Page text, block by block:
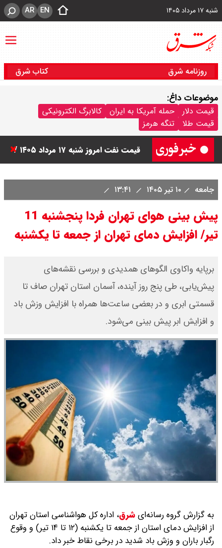
شنبه ۱۷ مرداد ۱۴۰۵ EN
AR
روزنامه شرق کتاب شرق
موضوعات داغ:
قیمت دلار حمله آمریکا به ایران
کالابرگ الکترونیکی
قیمت طلا
تنگه هرمز ۱۴۰۵ اعلام شد/ صعود قیمت سکه
قیمت نفت امروز شنبه ۱۷ مرداد ۱۴۰۵ /
۱۴۰۵ / طلا صعودی شد + جدول
قیمت دلار توافقی امروز شنبه ۱۷ مرداد
۱۴۰۵ اعلام شد
قیمت طلا ۲۴ عیار امروز شنبه ۱۷ مرداد
۱۴۰۵ اعلام شد/ جهش قیمت طلا
جامعه ۱۰ تیر ۱۴۰۵
پیش بینی هوای تهران فردا پنجشنبه 11
تیر/ افزایش دمای تهران از جمعه تا یکشنبه
برپایه واکاوی الگوهای همدیدی و بررسی نقشه‌های
پیش‌یابی، طی پنج روز آینده، آسمان استان تهران صاف تا
قسمتی ابری و در بعضی ساعت‌ها همراه با افزایش وزش باد
و افزایش ابر پیش بینی می‌شود.
به گزارش گروه رسانه‌ایشرق، اداره‌ کل هواشناسی استان تهران
از افزایش دمای استان از جمعه تا یکشنبه (۱۲ تا ۱۴ تیر) و وقوع
رگبار باران و وزش باد شدید در برخی نقاط خبر داد.